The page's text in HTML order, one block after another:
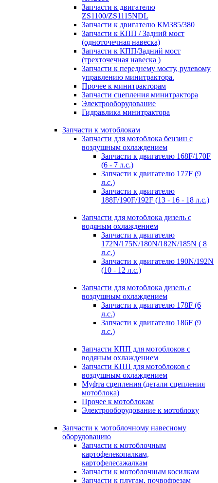
Запчасти к двигателю
ZS1100/ZS1115NDL
Запчасти к двигателю КМ385/380
Запчасти к КПП / Задний мост
(одноточечная навеска)
Запчасти к КПП/Задний мост
(трехточечная навеска )
Запчасти к переднему мосту, рулевому
управлению минитрактора.
Прочее к минитракторам
Запчасти сцепления минитрактора
Электрооборудование
Гидравлика минитрактора
Запчасти к мотоблокам
Запчасти для мотоблока бензин с
воздушным охлаждением
Запчасти к двигателю 168F/170F
(6 - 7 л.с.)
Запчасти к двигателю 177F (9
л.с.)
Запчасти к двигателю
188F/190F/192F (13 - 16 - 18 л.с.)
Запчасти для мотоблока дизель с
водяным охлаждением
Запчасти к двигателю
172N/175N/180N/182N/185N ( 8
л.с.)
Запчасти к двигателю 190N/192N
(10 - 12 л.с.)
Запчасти для мотоблока дизель с
воздушным охлаждением
Запчасти к двигателю 178F (6
л.с.)
Запчасти к двигателю 186F (9
л.с.)
Запчасти КПП для мотоблоков с
водяным охлаждением
Запчасти КПП для мотоблоков с
воздушным охлаждением
Муфта сцепления (детали сцепления
мотоблока)
Прочее к мотоблокам
Электрооборудование к мотоблоку
Запчасти к мотоблочному навесному
оборудованию
Запчасти к мотоблочным
картофелекопалкам,
картофелесажалкам
Запчасти к мотоблочным косилкам
Запчасти к плугам, почвофрезам